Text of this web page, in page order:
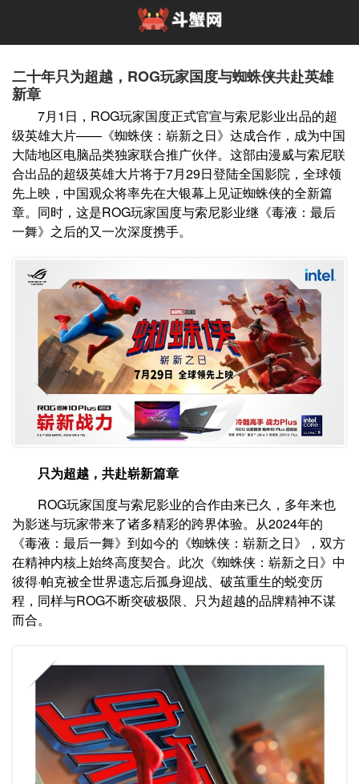
二十年只为超越，ROG玩家国度与蜘蛛侠共赴英雄
新章
7月1日，ROG玩家国度正式官宣与索尼影业出品的超
级英雄大片——《蜘蛛侠：崭新之日》达成合作，成为中国
大陆地区电脑品类独家联合推广伙伴。这部由漫威与索尼联
合出品的超级英雄大片将于7月29日登陆全国影院，全球领
先上映，中国观众将率先在大银幕上见证蜘蛛侠的全新篇
章。同时，这是ROG玩家国度与索尼影业继《毒液：最后
一舞》之后的又一次深度携手。
只为超越，共赴崭新篇章
ROG玩家国度与索尼影业的合作由来已久，多年来也
为影迷与玩家带来了诸多精彩的跨界体验。从2024年的
《毒液：最后一舞》到如今的《蜘蛛侠：崭新之日》，双方
在精神内核上始终高度契合。此次《蜘蛛侠：崭新之日》中
彼得·帕克被全世界遗忘后孤身迎战、破茧重生的蜕变历
程，同样与ROG不断突破极限、只为超越的品牌精神不谋
而合。